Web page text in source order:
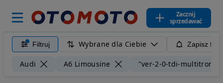
Zacznij
sprzedawać
Filtruj Wybrane dla Ciebie Zapisz
Audi A6 Limousine "ver-2-0-tdi-multitronic"